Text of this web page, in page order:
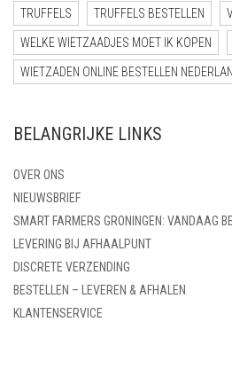
TRUFFELS TRUFFELS BESTELLEN
WELKE WIETZAADJES MOET IK KOPEN
WIETZADEN ONLINE BESTELLEN
BELANGRIJKE LINKS
OVER ONS
NIEUWSBRIEF
SMART FARMERS GRONINGEN: VANDAAG
LEVERING BIJ AFHAALPUNT
DISCRETE VERZENDING
BESTELLEN – LEVEREN & AFHALEN
KLANTENSERVICE